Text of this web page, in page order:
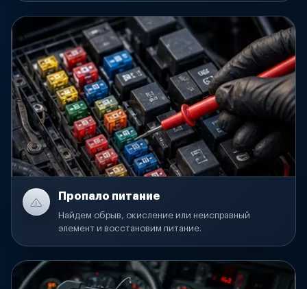
Пропало питание
Найдем обрыв, окисление или неисправный
элемент и восстановим питание.